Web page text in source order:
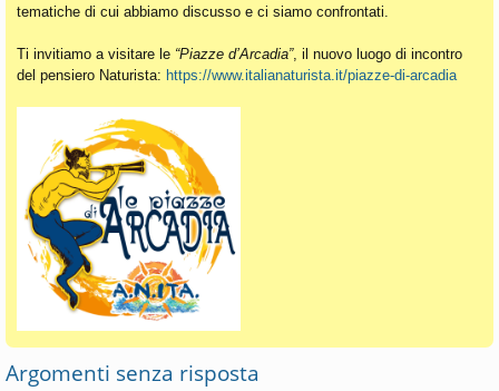
tematiche di cui abbiamo discusso e ci siamo confrontati.
Ti invitiamo a visitare le “Piazze d’Arcadia”, il nuovo luogo di incontro
del pensiero Naturista: https://www.italianaturista.it/piazze-di-arcadia
Argomenti senza risposta